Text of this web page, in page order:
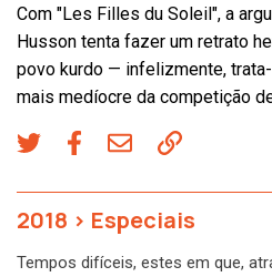
Com "Les Filles du Soleil", a
Husson tenta fazer um retrato
povo kurdo — infelizmente,
mais medíocre da competição
2018 > Especiais
Tempos difíceis, estes em que,